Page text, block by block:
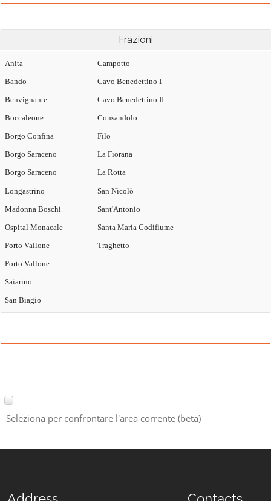
Frazioni
Anita
Bando
Benvignante
Boccaleone
Borgo Confina
Borgo Saraceno
Borgo Saraceno
Campotto
Cavo Benedettino I
Cavo Benedettino II
Consandolo
Filo
La Fiorana
La Rotta
Longastrino
Madonna Boschi
Ospital Monacale
Porto Vallone
Porto Vallone
Saiarino
San Biagio
San Nicolò
Sant'Antonio
Santa Maria Codifiume
Traghetto
Seleziona per confrontare l'area corrente (beta)